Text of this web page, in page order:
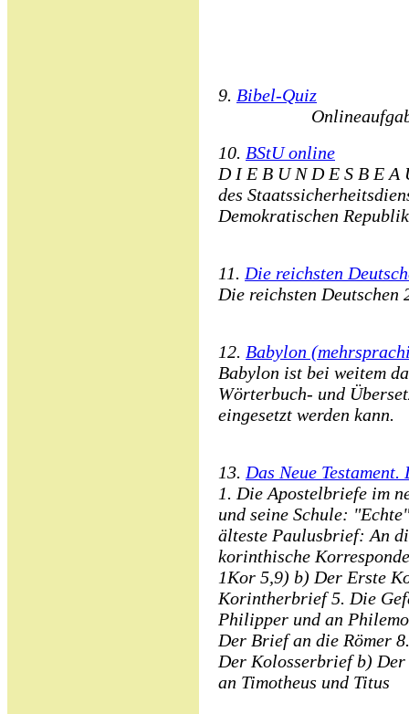
9. Bibel-Quiz
10. BStU online
D I E B U N D E S B E
des
Demokratischen Republik
11. Die reichsten
Die reichsten Deutschen
12. Babylon
Babylon ist bei weitem
Wörterbuch- und
eingesetzt werden kann.
13. Das Neue
1. Die Apostelbriefe im
und seine Schule:
älteste Paulusbrief: An
korinthische
1Kor 5,9) b) Der Erste
Korintherbrief 5. Die
Philipper und an
Der Brief an die Römer
Der Kolosserbrief b)
an Timotheus und Titus